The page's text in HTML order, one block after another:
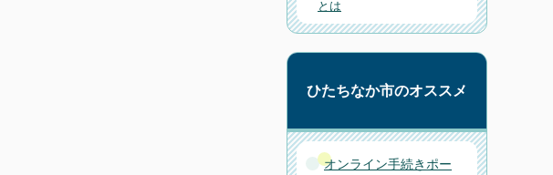
とは
ひたちなか市のオススメ
オンライン手続きポー